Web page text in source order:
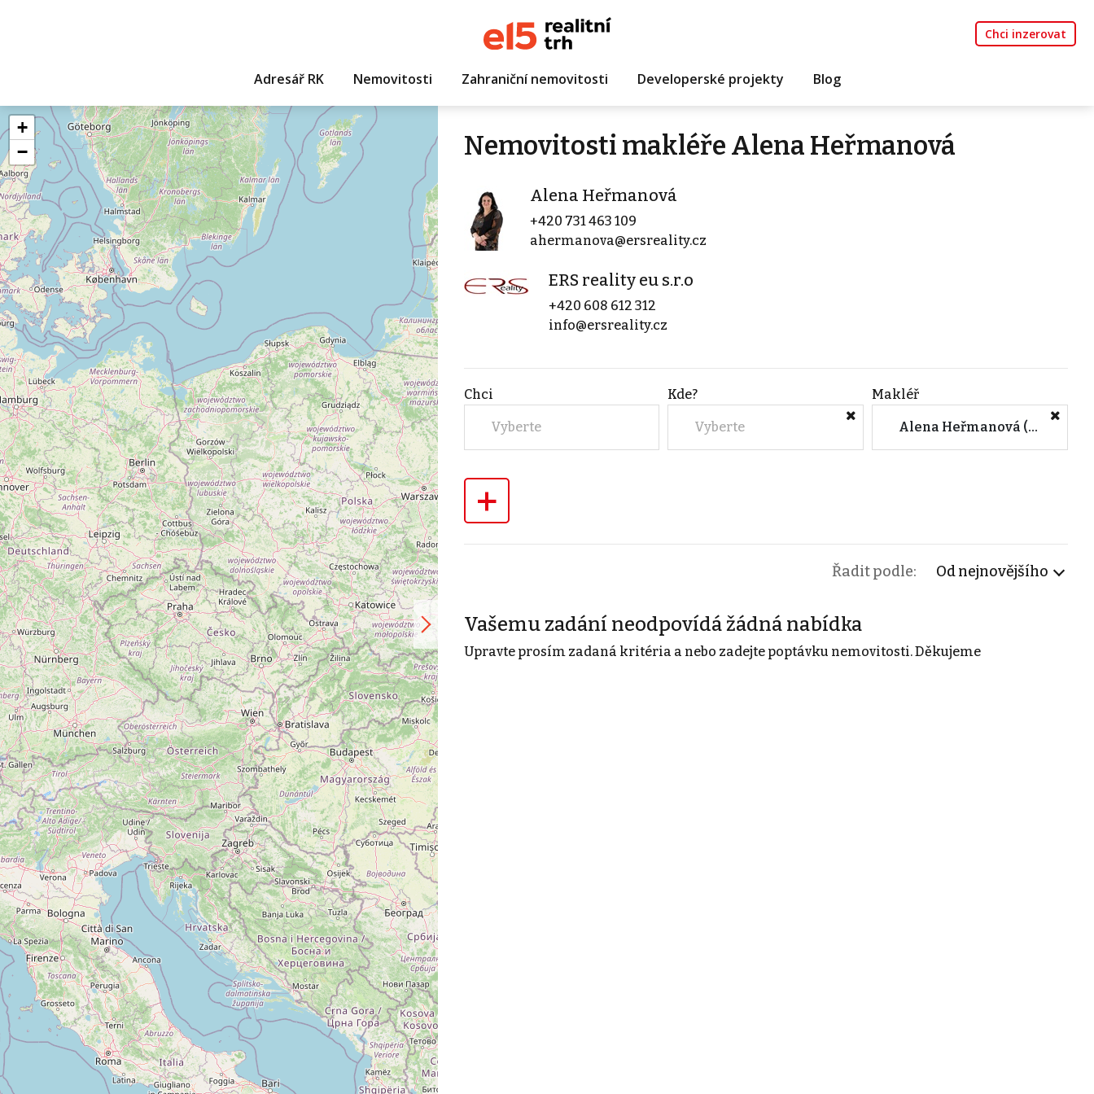
Chci inzerovat
Adresář RK Nemovitosti Zahraniční nemovitosti Developerské projekty Blog
+
−
Nemovitosti makléře Alena Heřmanová
Alena Heřmanová
+420 731 463 109
ahermanova@ersreality.cz
ERS reality eu s.r.o
+420 608 612 312
info@ersreality.cz
Chci
Vyberte
Kde?
Vyberte
Makléř
Alena Heřmanová (ERS reality eu s.r.o)
+
Řadit podle: Od nejnovějšího
Vašemu zadání neodpovídá žádná nabídka
Upravte prosím zadaná kritéria a nebo zadejte poptávku nemovitosti. Děkujeme